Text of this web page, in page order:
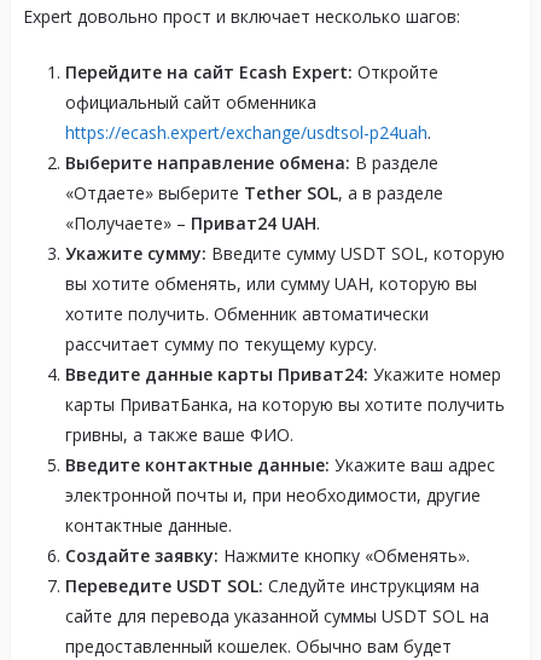
Expert довольно прост и включает несколько шагов:
Перейдите на сайт Ecash Expert: Откройте
официальный сайт обменника
https://ecash.expert/exchange/usdtsol-p24uah.
Выберите направление обмена: В разделе
«Отдаете» выберите Tether SOL, а в разделе
«Получаете» – Приват24 UAH.
Укажите сумму: Введите сумму USDT SOL, которую
вы хотите обменять, или сумму UAH, которую вы
хотите получить. Обменник автоматически
рассчитает сумму по текущему курсу.
Введите данные карты Приват24: Укажите номер
карты ПриватБанка, на которую вы хотите получить
гривны, а также ваше ФИО.
Введите контактные данные: Укажите ваш адрес
электронной почты и, при необходимости, другие
контактные данные.
Создайте заявку: Нажмите кнопку «Обменять».
Переведите USDT SOL: Следуйте инструкциям на
сайте для перевода указанной суммы USDT SOL на
предоставленный кошелек. Обычно вам будет